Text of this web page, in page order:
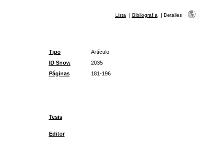
Lista | Bibliografía | Detalles
Tipo
Artículo
ID Snow
2035
Páginas
181-196
Tesis
Editor